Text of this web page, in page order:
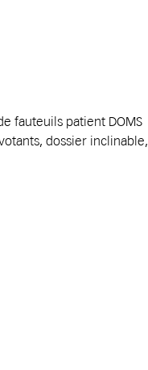
fauteuils patient DOMS
dossier inclinable,